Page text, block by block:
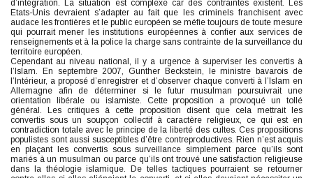
d’intégration. La situation est complexe car des contraintes existent. Les
Etats-Unis devraient s’adapter au fait que les criminels franchisent avec
audace les frontières et le public européen se méfie toujours de toute mesure
qui pourrait mener les institutions européennes à confier aux services de
renseignements et à la police la charge sans contrainte de la surveillance du
territoire européen.
Cependant au niveau national, il y a urgence à superviser les convertis à
l’Islam. En septembre 2007, Gunther Beckstein, le ministre bavarois de
l’Intérieur, a proposé d’enregistrer et d’observer chaque converti à l’Islam en
Allemagne afin de déterminer si le futur musulman poursuivrait une
orientation libérale ou islamiste. Cette proposition a provoqué un tollé
général. Les critiques à cette proposition disent que cela mettrait les
convertis sous un soupçon collectif à caractère religieux, ce qui est en
contradiction totale avec le principe de la liberté des cultes. Ces propositions
populistes sont aussi susceptibles d’être contreproductives. Rien n’est acquis
en plaçant les convertis sous surveillance simplement parce qu’ils sont
mariés à un musulman ou parce qu’ils ont trouvé une satisfaction religieuse
dans la théologie islamique. De telles tactiques pourraient se retourner